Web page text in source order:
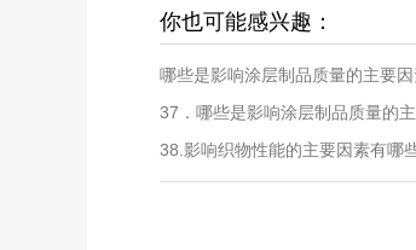
你也可能感兴趣：
哪些是影响涂层制品质量的主要
37．哪些是影响涂层制品质量的
38.影响织物性能的主要因素有哪